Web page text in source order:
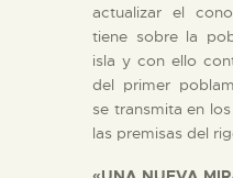
actualizar el
tiene sobre la
isla y con ello
del primer
se transmita en
las premisas del